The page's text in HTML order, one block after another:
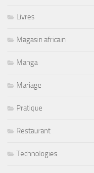
Livres
Magasin africain
Manga
Mariage
Pratique
Restaurant
Technologies